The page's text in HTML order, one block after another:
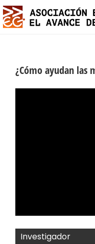
¿Cómo ayudan las
Investigador